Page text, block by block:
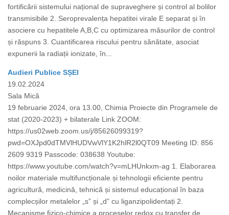
fortificării sistemului național de supraveghere și control al bolilor
transmisibile 2. Seroprevalența hepatitei virale E separat și în
asociere cu hepatitele A,B,C cu optimizarea măsurilor de control
și răspuns 3. Cuantificarea riscului pentru sănătate, asociat
expunerii la radiații ionizate, în...
Audieri Publice SȘEI
19.02.2024
Sala Mică
19 februarie 2024, ora 13.00, Chimia Proiecte din Programele de
stat (2020-2023) + bilaterale Link ZOOM:
https://us02web.zoom.us/j/85626099319?
pwd=OXJpd0dTMVlHUDVwVlY1K2hlR2l0QT09 Meeting ID: 856
2609 9319 Passcode: 038638 Youtube:
https://www.youtube.com/watch?v=mLHUnkxm-ag 1. Elaborarea
noilor materiale multifuncționale și tehnologii eficiente pentru
agricultură, medicină, tehnică și sistemul educațional în baza
complecșilor metalelor „s” și „d” cu liganzipolidentați 2.
Mecanisme fizico-chimice a proceselor redox cu transfer de